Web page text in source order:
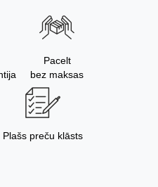
Pacelt
bez maksas
Plašs preču klāsts